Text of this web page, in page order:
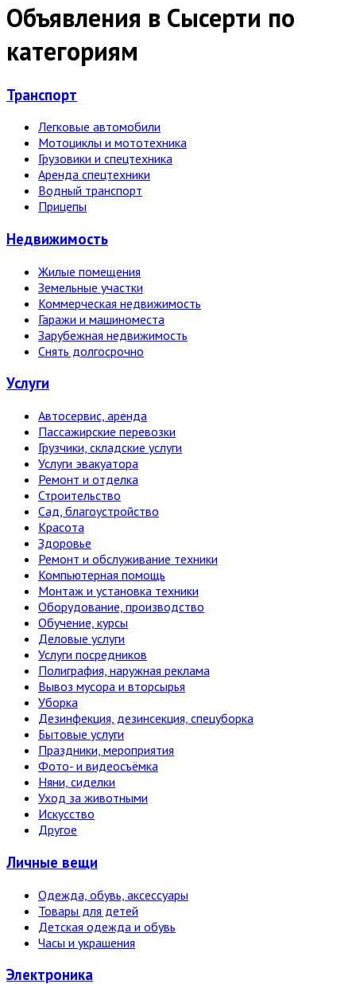
Объявления в Сысерти по
категориям
Транспорт
Легковые автомобили
Мотоциклы и мототехника
Грузовики и спецтехника
Аренда спецтехники
Водный транспорт
Прицепы
Недвижи­мость
Жилые помещения
Земельные участки
Коммерческая недвижимость
Гаражи и машиноместа
Зарубежная недвижимость
Снять долгосрочно
Услуги
Автосервис, аренда
Пассажирские перевозки
Грузчики, складские услуги
Услуги эвакуатора
Ремонт и отделка
Строительство
Сад, благоустройство
Красота
Здоровье
Ремонт и обслуживание техники
Компьютерная помощь
Монтаж и установка техники
Оборудование, производство
Обучение, курсы
Деловые услуги
Услуги посредников
Полиграфия, наружная реклама
Вывоз мусора и вторсырья
Уборка
Дезинфекция, дезинсекция, спецуборка
Бытовые услуги
Праздники, мероприятия
Фото- и видеосъёмка
Няни, сиделки
Уход за животными
Искусство
Другое
Личные вещи
Одежда, обувь, аксессуары
Товары для детей
Детская одежда и обувь
Часы и украшения
Электро­ника